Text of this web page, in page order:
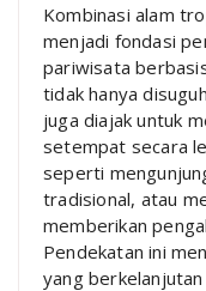
Kombinasi alam
menjadi fondasi
pariwisata
tidak hanya
juga diajak untuk
setempat secara
seperti
tradisional, atau
memberikan
Pendekatan ini
yang